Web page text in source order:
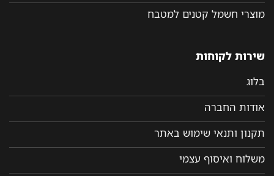
מוצרי חשמל קטנים למטבח
שירות לקוחות
בלוג
אודות החברה
תקנון ותנאי שימוש באתר
משלוח ואיסוף עצמי